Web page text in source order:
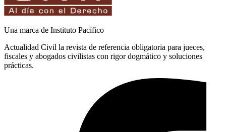
Una marca de Instituto Pacífico
Actualidad Civil la revista de referencia obligatoria para jueces,
fiscales y abogados civilistas con rigor dogmático y soluciones
prácticas.